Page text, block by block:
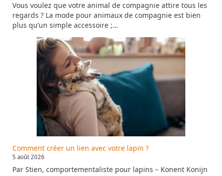
Vous voulez que votre animal de compagnie attire tous les
regards ? La mode pour animaux de compagnie est bien
plus qu’un simple accessoire ;…
Comment créer un lien avec votre lapin ?
5 août 2026
Par Stien, comportementaliste pour lapins – Konent Konijn